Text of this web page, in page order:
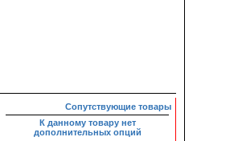
Сопутствующие товары
К данному товару нет
дополнительных опций